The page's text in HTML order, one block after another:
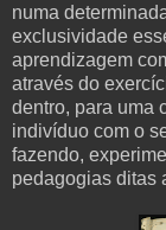
numa
exclusividade
aprendizagem
através do
dentro, para uma
indivíduo com o
fazendo,
pedagogias ditas